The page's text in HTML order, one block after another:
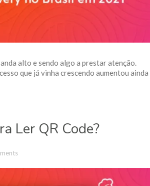
alto e sendo algo a prestar atenção.
que já vinha crescendo aumentou ainda
Ler QR Code?